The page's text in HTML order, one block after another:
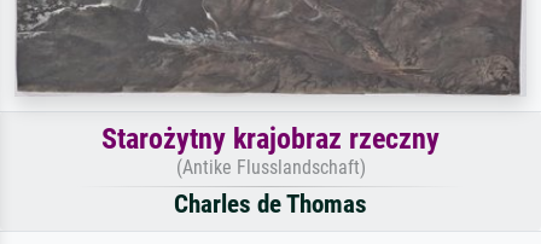
Starożytny krajobraz rzeczny
(Antike Flusslandschaft)
Charles de Thomas